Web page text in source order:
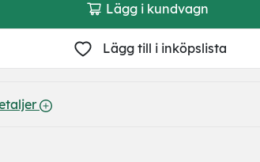
Lägg i kundvagn
Lägg till i inköpslista
Artikeldetaljer